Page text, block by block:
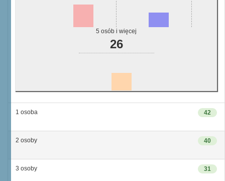
5 osób i więcej
26
42
1 osoba
40
2 osoby
31
3 osoby